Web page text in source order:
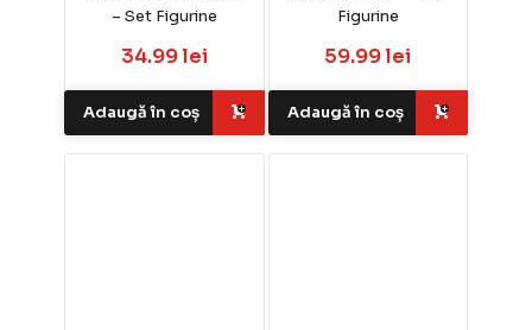
– Set Figurine
34.99 lei
Adaugă în coș
Figurine
59.99 lei
Adaugă în coș